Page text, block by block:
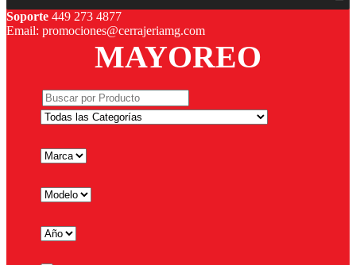
Soporte 449 273 4877
Email: promociones@cerrajeriamg.com
MAYOREO